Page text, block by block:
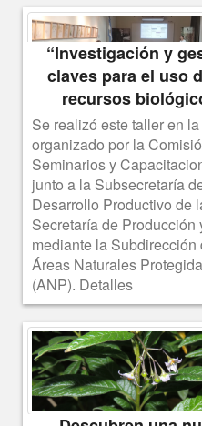
“Investigación y
claves para el uso
recursos
Se realizó este taller en
organizado por la
Seminarios y
junto a la Subsecretaría
Desarrollo Productivo de
Secretaría de Producción
mediante la Subdirección
Áreas Naturales
(ANP). Detalles